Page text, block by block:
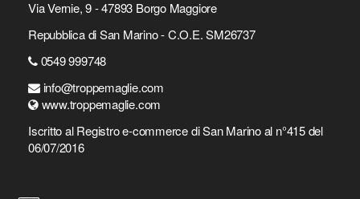
Via Vernie, 9 - 47893 Borgo Maggiore
Repubblica di San Marino - C.O.E. SM26737
0549 999748
info@troppemaglie.com
www.troppemaglie.com
Iscritto al Registro e-commerce di San Marino al n°415 del
06/07/2016